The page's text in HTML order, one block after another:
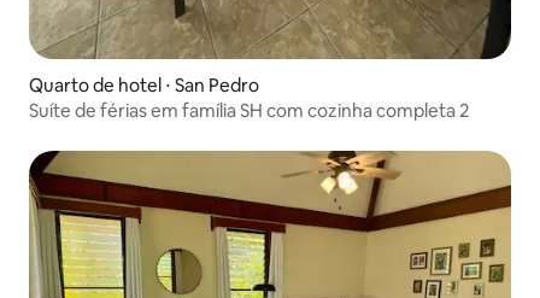
Quarto de hotel ⋅ San Pedro
Suíte de férias em família SH com cozinha completa 2